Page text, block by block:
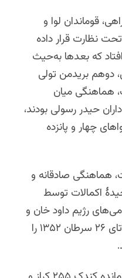
قوماندان لوا و
نظارت قرار داده
که بعدها به‌حیث
دوهم بریدمن تولی
هماهنگی میان
حیدر رسولی بودند،
چهار و پانزده
هماهنگی صادقانه و
اکمالات توسط
رژیم داود خان و
تخطی‌های او از وعده‌های گذشته. بسیاری از این افسران تجربهٔ کودتای ۲۶ سرطان ۱۳۵۲ را